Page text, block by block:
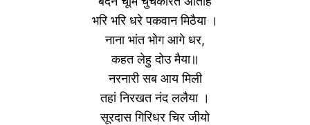
भरि भरि धरे पकवान मिठैया ।
नाना भांत भोग आगे धर,
कहत लेहु दोउ मैया॥
नरनारी सब आय मिली
तहां निरखत नंद ललैया ।
सूरदास गिरिधर चिर जीयो